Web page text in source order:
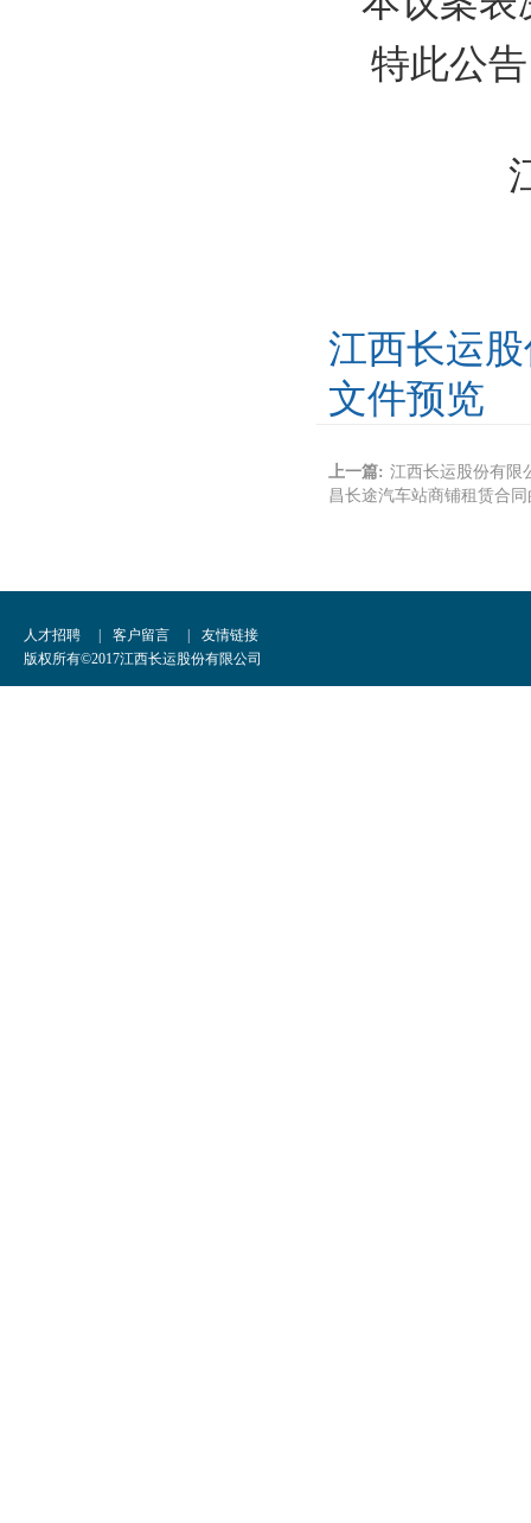
特此公
江西长
江西长运
文件预览
上一篇: 江西长运股份有限
昌长途汽车站商铺租赁合
人才招聘 客户留言
友情链接
版权所有©2017江西长运股份有限公司